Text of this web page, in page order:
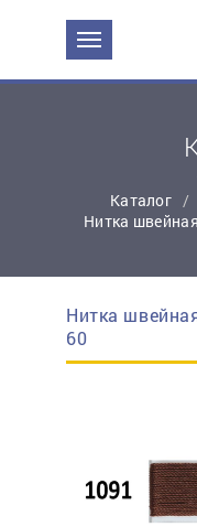
Каталог
Нитка
Нитка
60
ЗАДАТЬ ВОПРОС
Эл. почта:*
Контактный
Ваш вопрос: